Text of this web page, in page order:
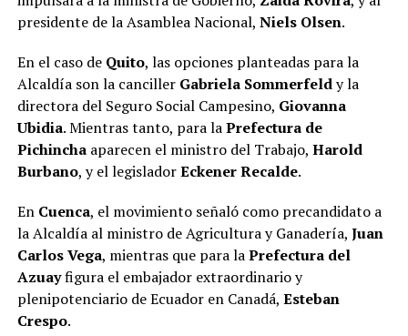
presidente de la Asamblea Nacional, Niels Olsen.
En el caso de Quito, las opciones planteadas para la
Alcaldía son la canciller Gabriela Sommerfeldy la
directora del Seguro Social Campesino, Giovanna
Ubidia. Mientras tanto, para laPrefectura de
Pichinchaaparecen el ministro del Trabajo, Harold
Burbano, y el legisladorEckener Recalde.
En Cuenca, el movimiento señaló como precandidato a
la Alcaldía al ministro de Agricultura y Ganadería, Juan
Carlos Vega, mientras que para laPrefectura del
Azuayfigura el embajador extraordinario y
plenipotenciario de Ecuador en Canadá, Esteban
Crespo.